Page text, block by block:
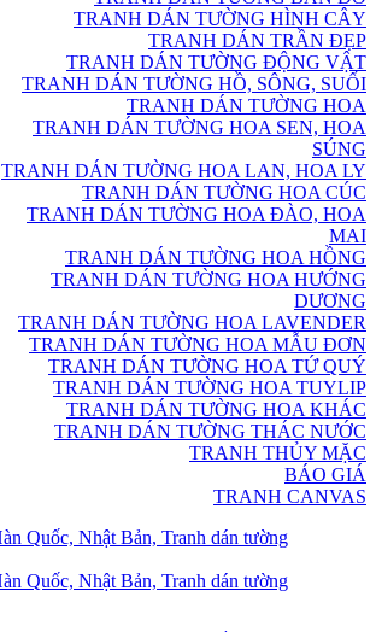
TRANH DÁN TƯỜNG HÌNH CÂY
TRANH DÁN TRẦN ĐẸP
TRANH DÁN TƯỜNG ĐỘNG VẬT
TRANH DÁN TƯỜNG HỒ, SÔNG, SUỐI
TRANH DÁN TƯỜNG HOA
TRANH DÁN TƯỜNG HOA SEN, HOA
SÚNG
TRANH DÁN TƯỜNG HOA LAN, HOA LY
TRANH DÁN TƯỜNG HOA CÚC
TRANH DÁN TƯỜNG HOA ĐÀO, HOA
MAI
TRANH DÁN TƯỜNG HOA HỒNG
TRANH DÁN TƯỜNG HOA HƯỚNG
DƯƠNG
TRANH DÁN TƯỜNG HOA LAVENDER
TRANH DÁN TƯỜNG HOA MẪU ĐƠN
TRANH DÁN TƯỜNG HOA TỨ QUÝ
TRANH DÁN TƯỜNG HOA TUYLIP
TRANH DÁN TƯỜNG HOA KHÁC
TRANH DÁN TƯỜNG THÁC NƯỚC
TRANH THỦY MẶC
BÁO GIÁ
TRANH CANVAS